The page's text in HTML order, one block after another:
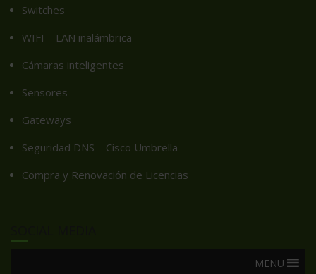
Switches
WIFI – LAN inalámbrica
Cámaras inteligentes
Sensores
Gateways
Seguridad DNS – Cisco Umbrella
Compra y Renovación de Licencias
MENU